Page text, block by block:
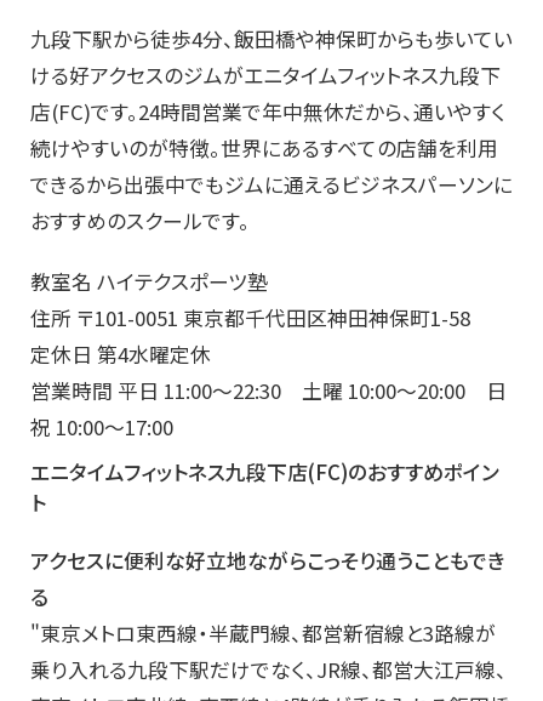
九段下駅から徒歩4分、飯田橋や神保町からも歩いてい
ける好アクセスのジムがエニタイムフィットネス九段下
店(FC)です。24時間営業で年中無休だから、通いやすく
続けやすいのが特徴。世界にあるすべての店舗を利用
できるから出張中でもジムに通えるビジネスパーソンに
おすすめのスクールです。
教室名 ハイテクスポーツ塾
住所 〒101-0051 東京都千代田区神田神保町1-58
定休日 第4水曜定休
営業時間 平日 11:00～22:30 土曜 10:00～20:00 日
祝 10:00～17:00
エニタイムフィットネス九段下店(FC)のおすすめポイン
ト
アクセスに便利な好立地ながらこっそり通うこともでき
る
"東京メトロ東西線・半蔵門線、都営新宿線と3路線が
乗り入れる九段下駅だけでなく、JR線、都営大江戸線、